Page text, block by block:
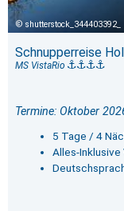
shutterstock_344403392_
Schnupperreise
MS VistaRio
Termine: Oktober
5 Tage / 4
Alles-